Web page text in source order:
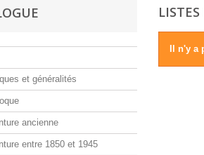
et généralités
ancienne
entre 1850 et 1945
Il n'y